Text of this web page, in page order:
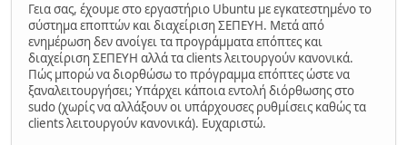
Γεια σας, έχουμε στο εργαστήριο Ubuntu με εγκατεστημένο το
σύστημα εποπτών και διαχείριση ΣΕΠΕΥΗ. Μετά από
ενημέρωση δεν ανοίγει τα προγράμματα επόπτες και
διαχείριση ΣΕΠΕΥΗ αλλά τα clients λειτουργούν κανονικά.
Πώς μπορώ να διορθώσω το πρόγραμμα επόπτες ώστε να
ξαναλειτουργήσει; Υπάρχει κάποια εντολή διόρθωσης στο
sudo (χωρίς να αλλάξουν οι υπάρχουσες ρυθμίσεις καθώς τα
clients λειτουργούν κανονικά). Ευχαριστώ.